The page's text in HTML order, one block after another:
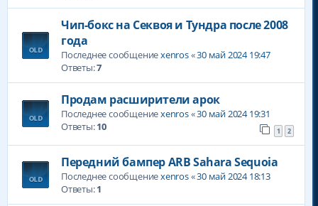
Чип-бокс на Секвоя и Тундра после 2008
года
Последнее сообщениеxenros«30 май 2024 19:47
Ответы:7
Продам расширители арок
Последнее сообщениеxenros«30 май 2024 19:31
Ответы:10 1 2
Передний бампер ARB Sahara Sequoia
Последнее сообщениеxenros«30 май 2024 18:13
Ответы:1